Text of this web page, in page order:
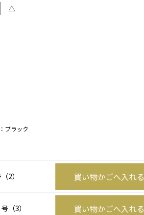
△
ブラック
2） 買い物かごへ入れる
（3） 買い物かごへ入れる